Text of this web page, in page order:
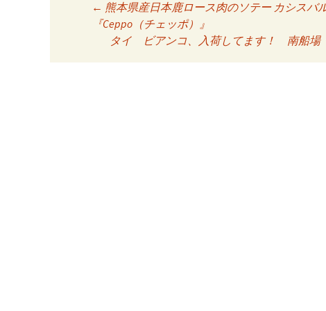
投稿ナビゲーシ
← 熊本県産日本鹿ロース肉のソテー カシスバ
『Ceppo（チェッポ）』
タイ ビアンコ、入荷してます！ 南船場